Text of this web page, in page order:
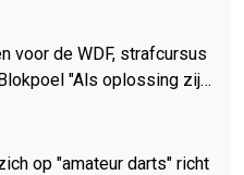
om dan je 2e major te pla
terwijl er nog 25% v
worden..... Hoe jaag je als
Vraag het de WDF!
wat mij betreft zware ov
winst maken.
voor de WDF, strafcursus
"Als oplossing zijn
op "amateur darts" richt